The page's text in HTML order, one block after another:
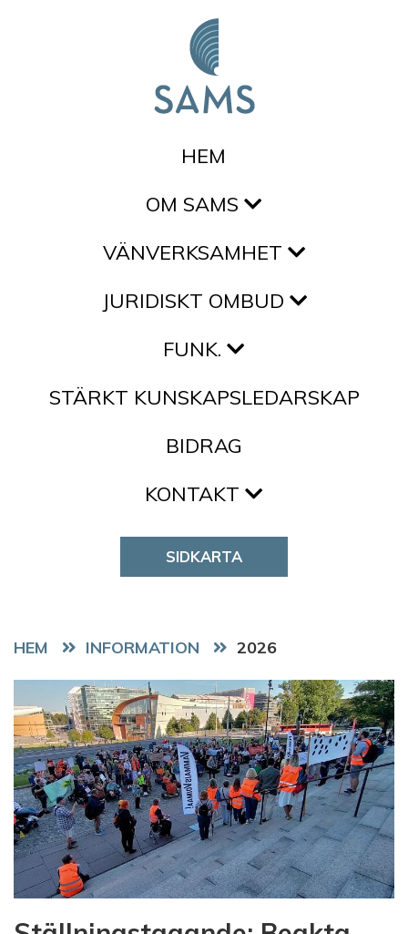
HEM
OM SAMS
VÄNVERKSAMHET
JURIDISKT OMBUD
FUNK.
STÄRKT KUNSKAPSLEDARSKAP
BIDRAG
KONTAKT
SIDKARTA
HEM 2026